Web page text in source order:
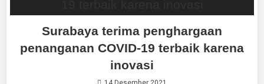
Surabaya terima penghargaan
penanganan COVID-19 terbaik karena
inovasi